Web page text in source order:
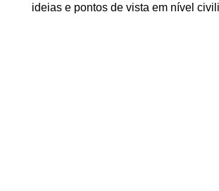
ideias e pontos de vista em nível